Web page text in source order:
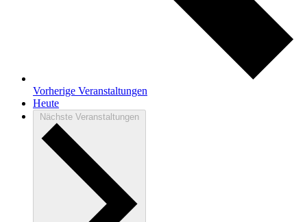
Vorherige Veranstaltungen
Heute
Nächste Veranstaltungen